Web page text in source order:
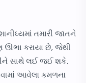
તમારી જાતને
ઊભા કરાયા છે, જેથી
સાથે લઈ જઈ શકે.
આવેલા કમળના